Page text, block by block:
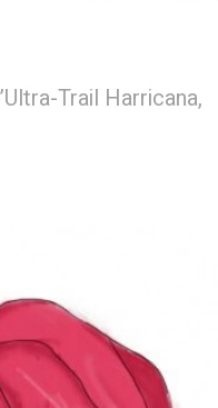
Trail Harricana,